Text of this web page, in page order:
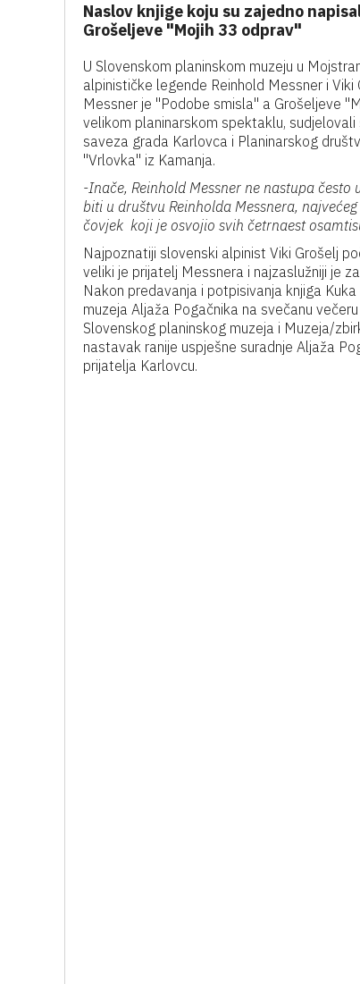
Naslov knjige koju su zajedno
Grošeljeve "Mojih 33 odprav"
U Slovenskom planinskom muzeju u
alpinističke legende Reinhold Messner i
Messner je "Podobe smisla" a Grošeljeve
velikom planinarskom spektaklu,
saveza grada Karlovca i Planinarskog
"Vrlovka" iz Kamanja.
-Inače, Reinhold Messner ne nastupa
biti u društvu Reinholda Messnera,
čovjek koji je osvojio svih četrnaest
Najpoznatiji slovenski alpinist Viki Grošelj
veliki je prijatelj Messnera i najzaslužniji je
Nakon predavanja i potpisivanja knjiga
muzeja Aljaža Pogačnika na svečanu
Slovenskog planinskog muzeja i Muzeja/
nastavak ranije uspješne suradnje Aljaža
prijatelja Karlovcu.